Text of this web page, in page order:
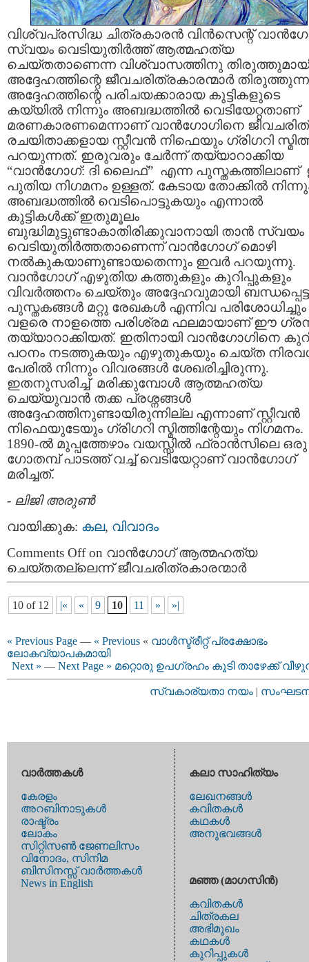
വിശ്വപ്രസിദ്ധ ചിത്രകാരന്‍ വിന്‍സെന്റ്
സ്വയം വെടിയുതിര്‍ത്ത് ആത്മഹത്യ
ചെയ്തതാണെന്ന വിശ്വാസത്തിനു
അദ്ദേഹത്തിന്റെ ജീവചരിത്രകാരന്മാര്‍
അദ്ദേഹത്തിന്റെ പരിചയക്കാരായ കുട്ടികളുടെ
കയ്യില്‍ നിന്നും അബദ്ധത്തില്‍ വെടിയേറ്റതാണ്
മരണകാരണമെന്നാണ് വാന്‍‌ഗോഗിനെ
രചയിതാക്കളായ സ്റ്റീവന്‍ നിഫെയും ഗ്രിഗറി
പറയുന്നത്. ഇരുവരും ചേര്‍ന്ന് തയ്യാറാക്കിയ
“വാന്‍ഗോഗ്: ദി ലൈഫ്” എന്ന
പുതിയ നിഗമനം ഉള്ളത്. കേടായ തോക്കില്‍
അബദ്ധത്തില്‍ വെടിപൊട്ടുകയും എന്നാല്‍
കുട്ടികള്‍ക്ക് ഇതുമൂലം
ബുദ്ധിമുട്ടുണ്ടാകാതിരിക്കുവാനായി താന്‍ സ്വയം
വെടിയുതിര്‍ത്തതാണെന്ന് വാന്‍‌ഗോഗ് മൊഴി
നല്‍കുകയാണുണ്ടായതെന്നും ഇവര്‍ പറയുന്നു.
വാന്‍‌ഗോഗ് എഴുതിയ കത്തുകളും കുറിപ്പുകളും
വിവര്‍ത്തനം ചെയ്തും അദ്ദേഹവുമായി ബന്ധപ്പെട്ട
പുസ്തകങ്ങള്‍ മറ്റു രേഖകള്‍ എന്നിവ പരിശോധിച്ചും
വളരെ നാളത്തെ പരിശ്രമ ഫലമായാണ് ഈ
തയ്യാറാക്കിയത്. ഇതിനായി വാന്‍‌ഗോഗിനെ
പഠനം നടത്തുകയും എഴുതുകയും ചെയ്ത
പേരില്‍ നിന്നും വിവരങ്ങള്‍ ശേഖരിച്ചിരുന്നു.
ഇതനുസരിച്ച് മരിക്കുമ്പോള്‍ ആത്മഹത്യ
ചെയ്യുവാന്‍ തക്ക പ്രശ്നങ്ങള്‍
അദ്ദേഹത്തിനുണ്ടായിരുന്നില്ല എന്നാണ് സ്റ്റീവന്‍
നിഫെയുടേയും ഗ്രിഗറി സ്മിത്തിന്റേയും നിഗമനം.
1890-ല്‍ മുപ്പത്തേഴാം വയസ്സില്‍ ഫ്രാന്‍സിലെ ഒരു
ഗോതമ്പ് പാടത്ത് വച്ച് വെടിയേറ്റാണ് വാന്‍‌ഗോഗ്
മരിച്ചത്.
- ലിജി അരുണ്‍
വായിക്കുക: കല, വിവാദം
Comments Offon വാന്‍‌ഗോഗ് ആത്മഹത്യ
ചെയ്തതല്ലെന്ന് ജീവചരിത്രകാരന്മാര്‍
10 of 12 |« « 9 10 11 » »|
« Previous Page — « Previous « വാള്‍സ്ട്രീറ്റ്‌ പ്രക്ഷോഭം
ലോകവ്യാപകമായി
Next » — Next Page » മറ്റൊരു ഉപഗ്രഹം കൂടി താഴേക്ക്‌
സ്വകാര്യതാ നയം |
വാര്‍ത്തകള്‍
കേരളം
അറബിനാടുകള്‍
രാഷ്ട്രം
ലോകം
സിറ്റിസണ്‍ ജേണലിസം
വിനോദം, സിനിമ
ബിസിനസ്സ് വാര്‍ത്തകള്‍
News in English
കലാ സാഹിത്യം
ലേഖനങ്ങള്‍
കവിതകള്‍
കഥകള്‍
അനുഭവങ്ങള്‍
മഞ്ഞ (മാഗസിന്‍)
കവിതകള്‍
ചിത്രകല
അഭിമുഖം
കഥകള്‍
കുറിപ്പുകള്‍